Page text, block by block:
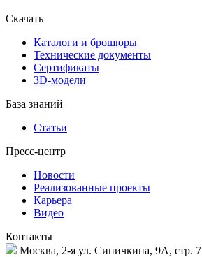
Скачать
Каталоги и брошюры
Технические документы
Сертификаты
3D-модели
База знаний
Статьи
Пресс-центр
Новости
Реализованные проекты
Карьера
Видео
Контакты
Москва, 2-я ул. Синичкина, 9А, стр. 7